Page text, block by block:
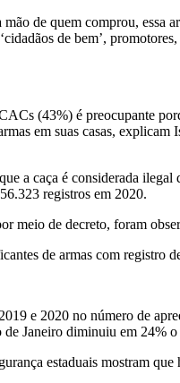
de quem comprou,
de bem’,
(43%) é preocupante
em suas casas,
a caça é considerada
registros em 2020.
meio de decreto, foram
de armas com registro
e 2020 no número de
Janeiro diminuiu em 24%
estaduais mostram